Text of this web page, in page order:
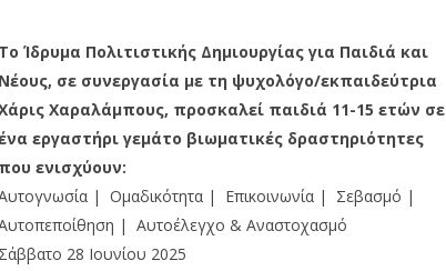
Το Ίδρυμα Πολιτιστικής Δημιουργίας για Παιδιά και
Νέους, σε συνεργασία με τη ψυχολόγο/εκπαιδεύτρια
Χαραλάμπους, προσκαλεί παιδιά 11-15 ετών σε
εργαστήρι γεμάτο βιωματικές δραστηριότητες
που ενισχύουν:
| Ομαδικότητα | Επικοινωνία | Σεβασμό |
| Αυτοέλεγχο & Αναστοχασμό
Σάββατο 28 Ιουνίου 2025